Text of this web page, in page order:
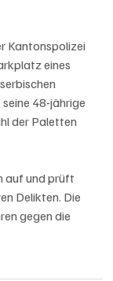
Kantonspolizei
eines
48-jährige
der Paletten
auf und prüft
Delikten. Die
gegen die